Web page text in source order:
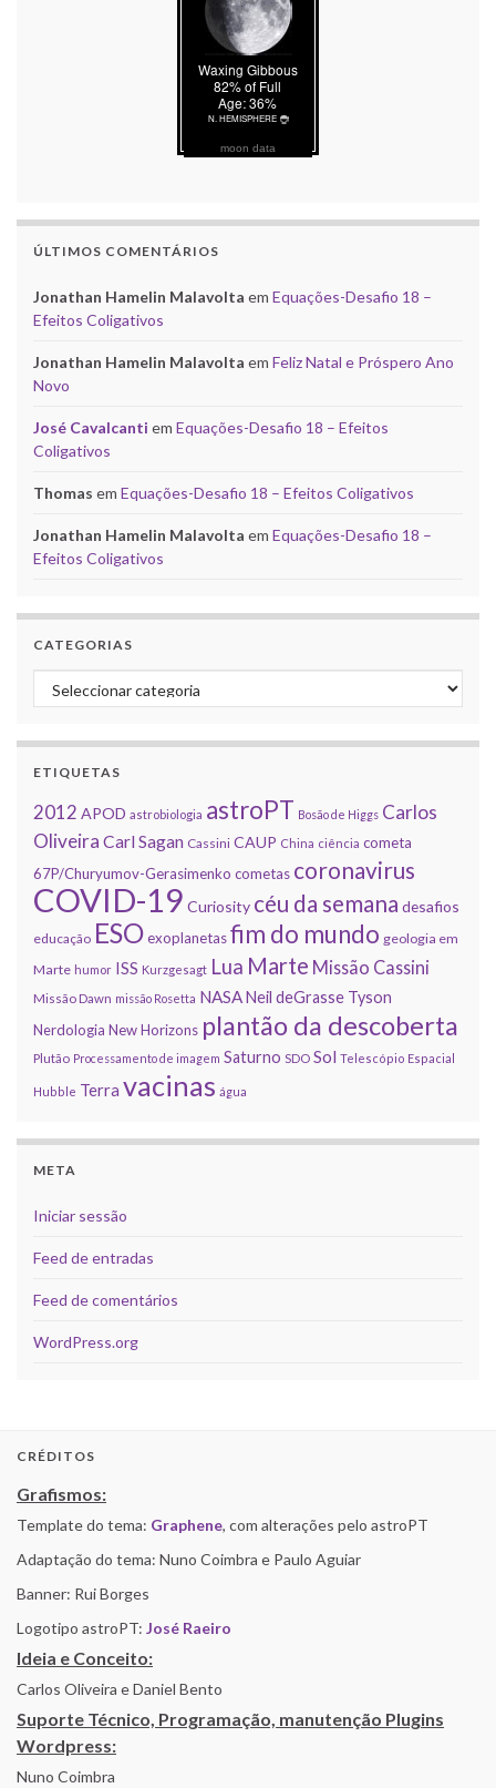
moon data
ÚLTIMOS COMENTÁRIOS
Jonathan Hamelin Malavolta em Equações-Desafio 18 –
Efeitos Coligativos
Jonathan Hamelin Malavolta em Feliz Natal e Próspero Ano
Novo
José Cavalcanti em Equações-Desafio 18 – Efeitos
Coligativos
Thomas em Equações-Desafio 18 – Efeitos Coligativos
Jonathan Hamelin Malavolta em Equações-Desafio 18 –
Efeitos Coligativos
CATEGORIAS
Categorias
ETIQUETAS
2012 APOD astrobiologia astroPT Bosão de Higgs Carlos
Oliveira Carl Sagan Cassini CAUP China ciência cometa
67P/Churyumov-Gerasimenko cometas coronavirus
COVID-19 Curiosity céu da semana desafios
educação ESOexoplanetasfim do mundo geologia em
Marte humor ISS Kurzgesagt Lua Marte Missão Cassini
Missão Dawn missão Rosetta NASANeil deGrasse Tyson
Nerdologia New Horizons plantão da descoberta
Plutão Processamento de imagem Saturno SDO Sol Telescópio Espacial
Hubble Terra vacinas água
META
Iniciar sessão
Feed de entradas
Feed de comentários
WordPress.org
CRÉDITOS
Grafismos:
Template do tema: Graphene, com alterações pelo astroPT
Adaptação do tema: Nuno Coimbra e Paulo Aguiar
Banner: Rui Borges
Logotipo astroPT: José Raeiro
Ideia e Conceito:
Carlos Oliveira e Daniel Bento
Suporte Técnico, Programação, manutenção Plugins
Wordpress:
Nuno Coimbra